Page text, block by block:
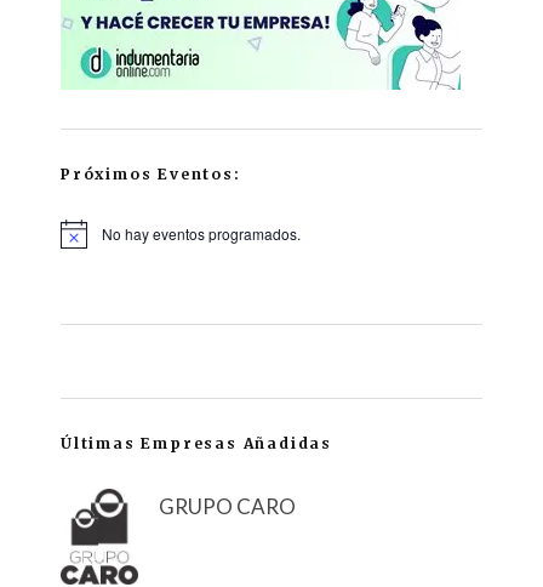
Próximos Eventos:
No hay eventos programados.
Últimas Empresas Añadidas
GRUPO CARO